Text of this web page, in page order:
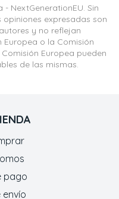
NextGenerationEU. Sin
expresadas son
y no reflejan
Europea o la Comisión
Europea pueden
de las mismas.
pago
envío